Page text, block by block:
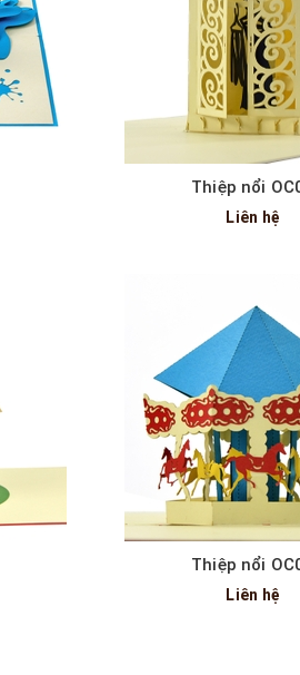
Xem nhanh
Thiệp nổi
Liên hệ
Xem nhanh
Thiệp nổi
Liên hệ